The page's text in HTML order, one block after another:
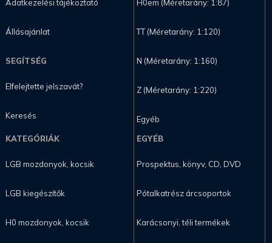
Adatkezelési tájékoztató
Állásajánlat
SEGÍTSÉG
Elfelejtette jelszavát?
Keresés
H0em (Méretarány: 1:87)
TT (Méretarány: 1:120)
N (Méretarány: 1:160)
Z (Méretarány: 1:220)
Egyéb
KATEGÓRIÁK
LGB mozdonyok, kocsik
LGB kiegészítők
H0 mozdonyok, kocsik
EGYÉB
Prospektus, könyv, CD, DVD
Pótalkatrész árcsoportok
Karácsonyi, téli termékek